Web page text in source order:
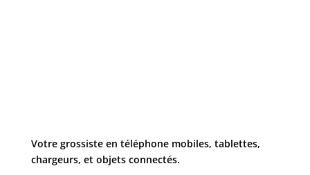
Votre grossiste en téléphone mobiles, tablettes,
chargeurs, et objets connectés.